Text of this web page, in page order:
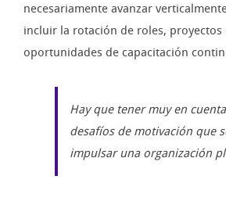
necesariamente avanzar
incluir la rotación de roles, proyectos
oportunidades de capacitación
Hay que tener muy en
desafíos de motivación que
impulsar una organización